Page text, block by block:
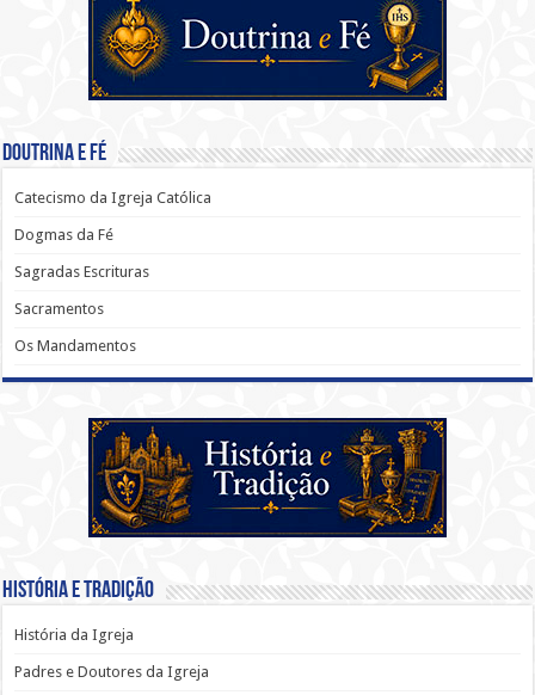
Doutrina e Fé
Catecismo da Igreja Católica
Dogmas da Fé
Sagradas Escrituras
Sacramentos
Os Mandamentos
História e Tradição
História da Igreja
Padres e Doutores da Igreja